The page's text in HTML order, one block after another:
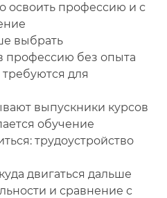
освоить профессию и с
выбрать
профессию без опыта
для
выпускники курсов
обучение
трудоустройство
двигаться дальше
и сравнение с